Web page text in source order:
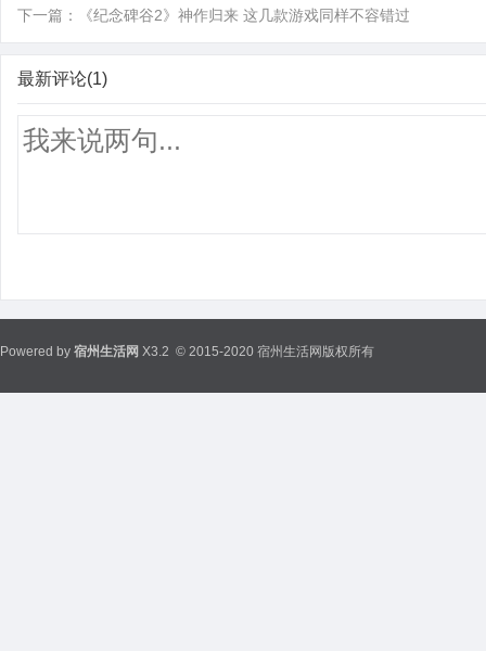
下一篇： 《纪念碑谷2》神作归来 这几款游戏同样不容错过
最新评论(1)
Powered by 宿州生活网 X3.2 © 2015-2020 宿州生活网版权所有